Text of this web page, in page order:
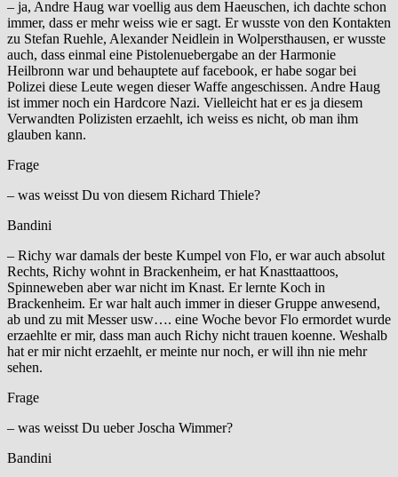
– ja, Andre Haug war voellig aus dem Haeuschen, ich dachte schon
immer, dass er mehr weiss wie er sagt. Er wusste von den Kontakten
zu Stefan Ruehle, Alexander Neidlein in Wolpersthausen, er wusste
auch, dass einmal eine Pistolenuebergabe an der Harmonie
Heilbronn war und behauptete auf facebook, er habe sogar bei
Polizei diese Leute wegen dieser Waffe angeschissen. Andre Haug
ist immer noch ein Hardcore Nazi. Vielleicht hat er es ja diesem
Verwandten Polizisten erzaehlt, ich weiss es nicht, ob man ihm
glauben kann.
Frage
– was weisst Du von diesem Richard Thiele?
Bandini
– Richy war damals der beste Kumpel von Flo, er war auch absolut
Rechts, Richy wohnt in Brackenheim, er hat Knasttaattoos,
Spinneweben aber war nicht im Knast. Er lernte Koch in
Brackenheim. Er war halt auch immer in dieser Gruppe anwesend,
ab und zu mit Messer usw…. eine Woche bevor Flo ermordet wurde
erzaehlte er mir, dass man auch Richy nicht trauen koenne. Weshalb
hat er mir nicht erzaehlt, er meinte nur noch, er will ihn nie mehr
sehen.
Frage
– was weisst Du ueber Joscha Wimmer?
Bandini